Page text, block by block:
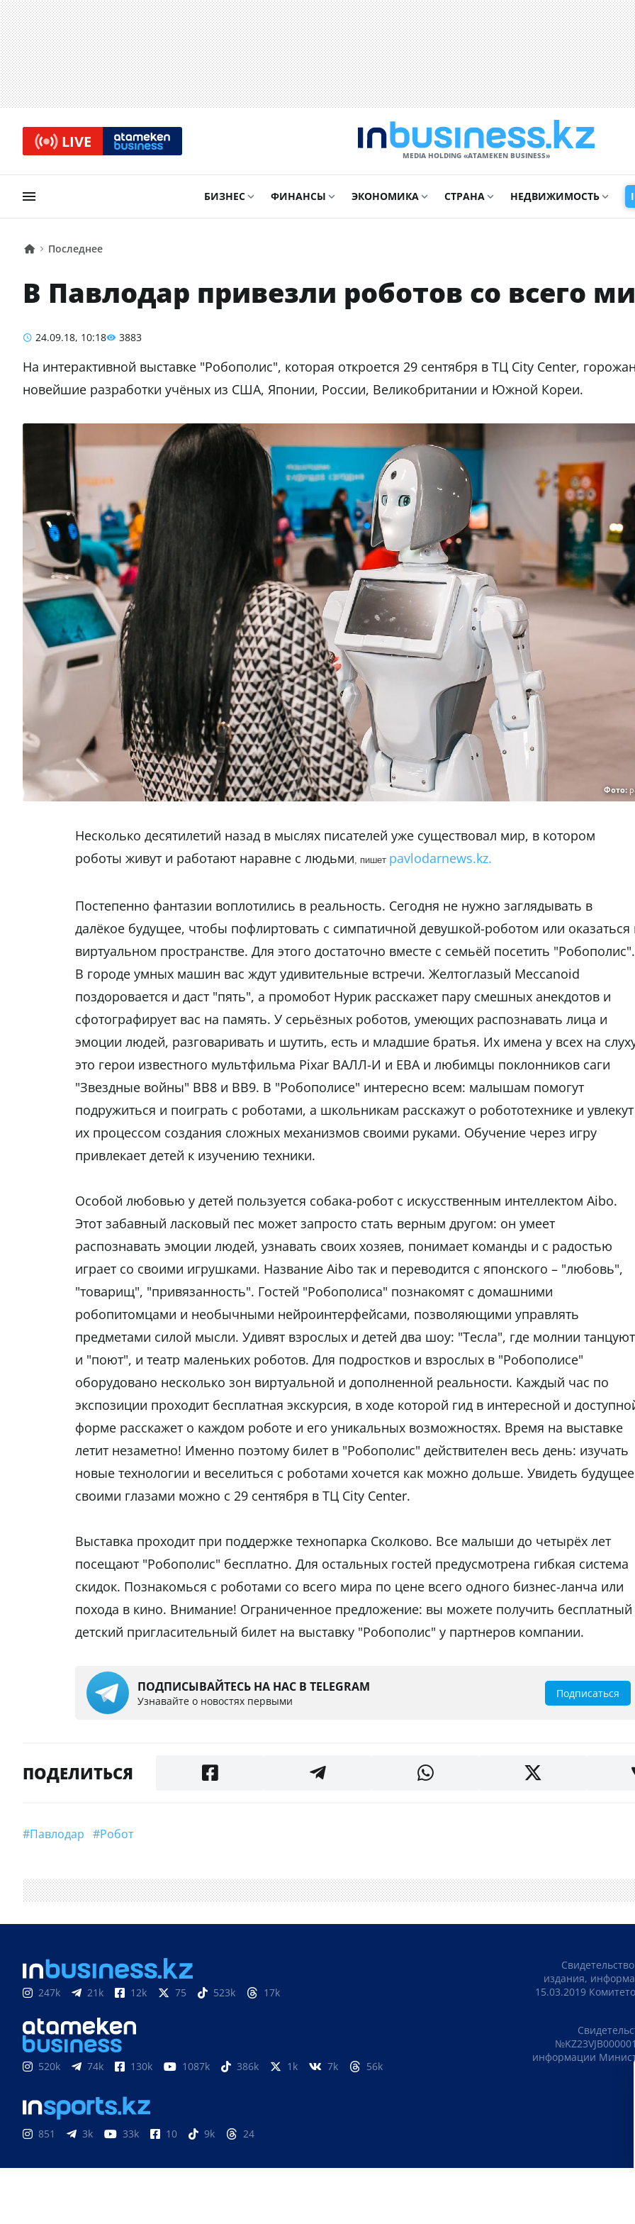
LIVE
MEDIA HOLDING «ATAMEKЕN BUSINESS»
БИЗНЕС ФИНАНСЫ ЭКОНОМИКА СТРАНА НЕДВИЖИМОСТЬ
Последнее
В Павлодар привезли роботов со всего
24.09.18, 10:18 3883
На интерактивной выставке "Робополис", которая откроется 29 сентября в ТЦ City Center,
новейшие разработки учёных из США, Японии, России, Великобритании и Южной Кореи.
Фото:
Несколько десятилетий назад в мыслях писателей уже существовал мир, в котором
роботы живут и работают наравне с людьми, пишет pavlodarnews.kz.
Постепенно фантазии воплотились в реальность. Сегодня не нужно заглядывать в
далёкое будущее, чтобы пофлиртовать с симпатичной девушкой-роботом или оказаться
виртуальном пространстве. Для этого достаточно вместе с семьёй посетить "Робополис".
В городе умных машин вас ждут удивительные встречи. Желтоглазый Meccanoid
поздоровается и даст "пять", а промобот Нурик расскажет пару смешных анекдотов и
сфотографирует вас на память. У серьёзных роботов, умеющих распознавать лица и
эмоции людей, разговаривать и шутить, есть и младшие братья. Их имена у всех на
это герои известного мультфильма Pixar ВАЛЛ-И и ЕВА и любимцы поклонников саги
"Звездные войны" BB8 и BB9. В "Робополисе" интересно всем: малышам помогут
подружиться и поиграть с роботами, а школьникам расскажут о робототехнике и увлекут
их процессом создания сложных механизмов своими руками. Обучение через игру
привлекает детей к изучению техники.
Особой любовью у детей пользуется собака-робот с искусственным интеллектом Aibo.
Этот забавный ласковый пес может запросто стать верным другом: он умеет
распознавать эмоции людей, узнавать своих хозяев, понимает команды и с радостью
играет со своими игрушками. Название Aibo так и переводится с японского – "любовь",
"товарищ", "привязанность". Гостей "Робополиса" познакомят с домашними
робопитомцами и необычными нейроинтерфейсами, позволяющими управлять
предметами силой мысли. Удивят взрослых и детей два шоу: "Тесла", где молнии танцуют
и "поют", и театр маленьких роботов. Для подростков и взрослых в "Робополисе"
оборудовано несколько зон виртуальной и дополненной реальности. Каждый час по
экспозиции проходит бесплатная экскурсия, в ходе которой гид в интересной и
форме расскажет о каждом роботе и его уникальных возможностях. Время на выставке
летит незаметно! Именно поэтому билет в "Робополис" действителен весь день: изучать
новые технологии и веселиться с роботами хочется как можно дольше. Увидеть будущее
своими глазами можно с 29 сентября в ТЦ City Center.
Выставка проходит при поддержке технопарка Сколково. Все малыши до четырёх лет
посещают "Робополис" бесплатно. Для остальных гостей предусмотрена гибкая система
скидок. Познакомься с роботами со всего мира по цене всего одного бизнес-ланча или
похода в кино. Внимание! Ограниченное предложение: вы можете получить бесплатный
детский пригласительный билет на выставку "Робополис" у партнеров компании.
ПОДПИСЫВАЙТЕСЬ НА НАС В TELEGRAM
Узнавайте о новостях первыми
Подписаться
ПОДЕЛИТЬСЯ
#Павлодар #Робот
247k 21k 12k 75 523k 17k
520k 74k 130k 1087k 386k 1k 7k 56k
851 3k 33k 10 9k 24
издания,
15.03.2019
информации